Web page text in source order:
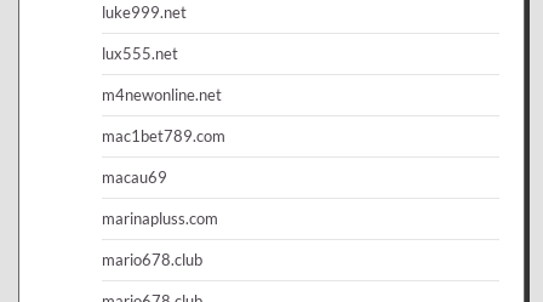
luke999.net
lux555.net
m4newonline.net
mac1bet789.com
macau69
marinapluss.com
mario678.club